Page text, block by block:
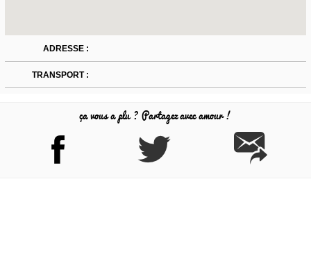
ADRESSE :
TRANSPORT :
ça vous a plu ? Partagez avec amour !